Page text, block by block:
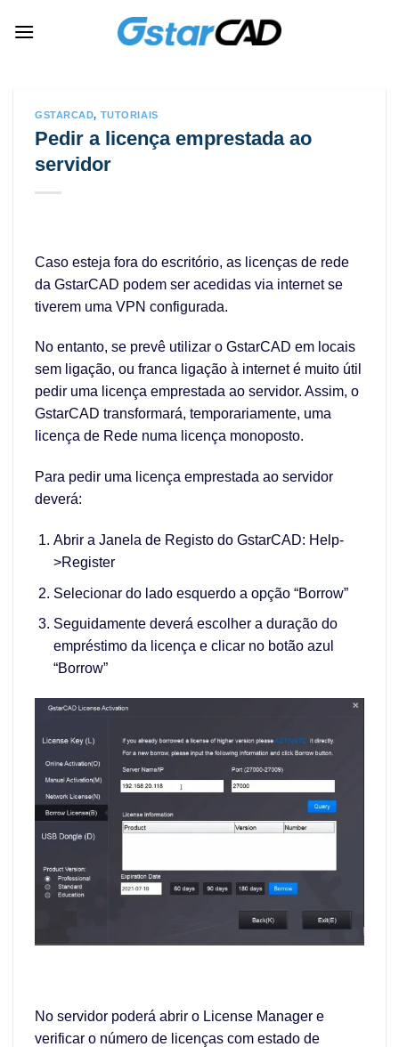
GSTARCAD, TUTORIAIS
Pedir a licença emprestada ao
servidor
Caso esteja fora do escritório, as licenças de rede
da GstarCAD podem ser acedidas via internet se
tiverem uma VPN configurada.
No entanto, se prevê utilizar o GstarCAD em locais
sem ligação, ou franca ligação à internet é muito útil
pedir uma licença emprestada ao servidor. Assim, o
GstarCAD transformará, temporariamente, uma
licença de Rede numa licença monoposto.
Para pedir uma licença emprestada ao servidor
deverá:
Abrir a Janela de Registo do GstarCAD: Help-
>Register
Selecionar do lado esquerdo a opção “Borrow”
Seguidamente deverá escolher a duração do
empréstimo da licença e clicar no botão azul
“Borrow”
No servidor poderá abrir o License Manager e
verificar o número de licenças com estado de